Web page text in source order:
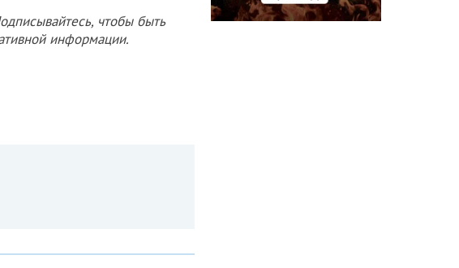
чтобы быть
информации.